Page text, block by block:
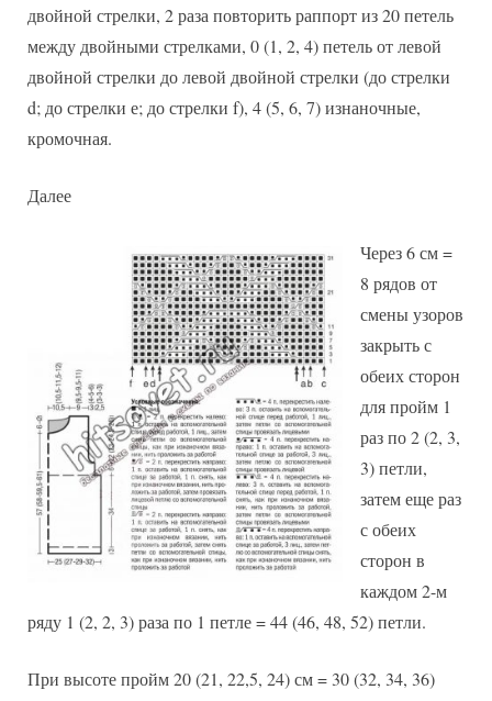
двойной стрелки, 2 раза повторить раппорт из 20 петель
между двойными стрелками, 0 (1, 2, 4) петель от левой
двойной стрелки до левой двойной стрелки (до стрелки
d; до стрелки е; до стрелки f), 4 (5, 6, 7) изнаночные,
кромочная.
Далее
Через 6 см =
8 рядов от
смены узоров
закрыть с
обеих сторон
для пройм 1
раз по 2 (2, 3,
3) петли,
затем еще раз
с обеих
сторон в
каждом 2-м
ряду 1 (2, 2, 3) раза по 1 петле = 44 (46, 48, 52) петли.
При высоте пройм 20 (21, 22,5, 24) см = 30 (32, 34, 36)